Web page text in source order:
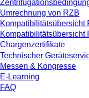
Umrechnung von RZB
Kompatibilitätsübersicht
Kompatibilitätsübersicht
Chargenzertifikate
Technischer
Messen & Kongresse
E-Learning
FAQ